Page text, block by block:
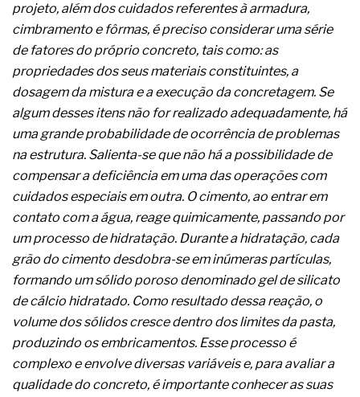
Os gestores da ABNT litigam de má-fé para
tentar criar uma reserva de mercado sobre as
NBR ISO
Os critérios médicos da síndrome metabólica
Os sintomas clínicos do teratoma de ovário
O tratamento médico da síndrome da fadiga
crônica
As causas médicas da queda dos cabelos ou
calvície
Quando a gestão é o obstáculo para o resultado
positivo
Os procedimentos para a inspeção em estruturas
hidráulicas de concreto de obras
O movimento regular reduz em 19% o risco de
morte precoce e melhora o metabolismo
O desenvolvimento de indicadores nas atividades
de governança das organizações
O desenho industrial ganha espaço como
estratégia competitiva nas empresas
materiais cimentícios com fibra de vidro
A próxima vantagem competitiva não está no
projeto, além dos cuidados referentes à armadura,
cimbramento e fôrmas, é preciso considerar uma série
de fatores do próprio concreto, tais como: as
propriedades dos seus materiais constituintes, a
dosagem da mistura e a execução da concretagem. Se
algum desses itens não for realizado adequadamente, há
uma grande probabilidade de ocorrência de problemas
na estrutura. Salienta-se que não há a possibilidade de
compensar a deficiência em uma das operações com
cuidados especiais em outra. O cimento, ao entrar em
contato com a água, reage quimicamente, passando por
um processo de hidratação. Durante a hidratação, cada
grão do cimento desdobra-se em inúmeras partículas,
formando um sólido poroso denominado gel de silicato
de cálcio hidratado. Como resultado dessa reação, o
volume dos sólidos cresce dentro dos limites da pasta,
produzindo os embricamentos. Esse processo é
complexo e envolve diversas variáveis e, para avaliar a
qualidade do concreto, é importante conhecer as suas